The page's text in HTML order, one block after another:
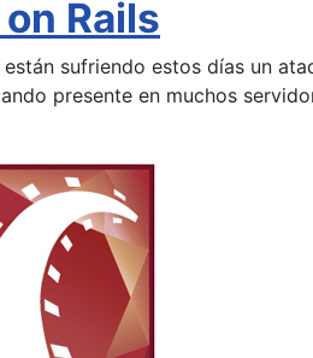
Rails
están sufriendo estos días un
presente en muchos